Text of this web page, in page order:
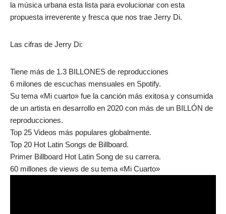
la música urbana esta lista para evolucionar con esta
propuesta irreverente y fresca que nos trae Jerry Di.
Las cifras de Jerry Di:
Tiene más de 1.3 BILLONES de reproducciones
6 milones de escuchas mensuales en Spotify.
Su tema «Mi cuarto» fue la canción más exitosa y consumida
de un artista en desarrollo en 2020 con más de un BILLÓN de
reproducciones.
Top 25 Videos más populares globalmente.
Top 20 Hot Latin Songs de Billboard.
Primer Billboard Hot Latin Song de su carrera.
60 millones de views de su tema «Mi Cuarto»